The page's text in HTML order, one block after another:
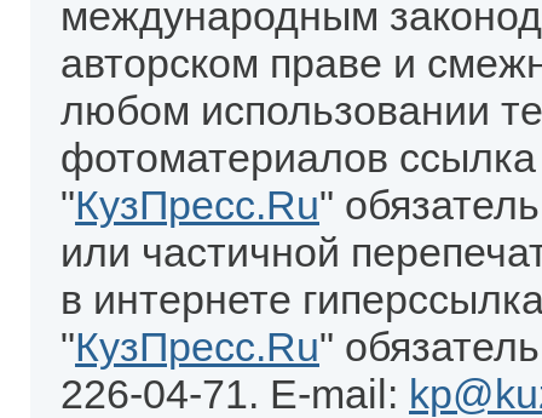
международным
авторском праве и
любом использовании
фотоматериалов
"КузПресс.Ru"
или частичной
в интернете
"КузПресс.Ru"
226-04-71. E-mail: